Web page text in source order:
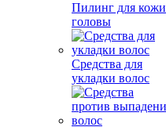
Пилинг для кожи
головы
Средства для
укладки волос